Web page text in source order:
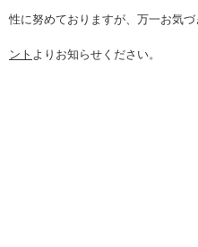
性に努めておりますが、万一お気
ント よりお知らせください。